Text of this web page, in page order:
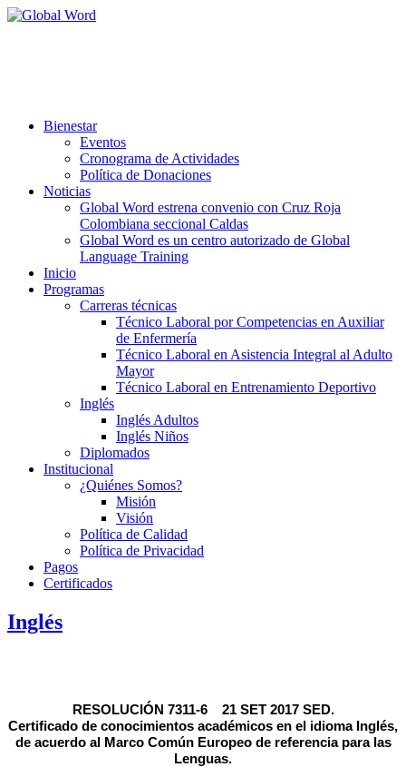
Bienestar
Eventos
Cronograma de Actividades
Política de Donaciones
Noticias
Global Word estrena convenio con Cruz Roja
Colombiana seccional Caldas
Global Word es un centro autorizado de Global
Language Training
Inicio
Programas
Carreras técnicas
Técnico Laboral por Competencias en Auxiliar
de Enfermería
Técnico Laboral en Asistencia Integral al Adulto
Mayor
Técnico Laboral en Entrenamiento Deportivo
Inglés
Inglés Adultos
Inglés Niños
Diplomados
Institucional
¿Quiénes Somos?
Misión
Visión
Política de Calidad
Política de Privacidad
Pagos
Certificados
Inglés
RESOLUCIÓN 7311-6 21 SET 2017 SED.
Certificado de conocimientos académicos en el idioma Inglés,
de acuerdo al Marco Común Europeo de referencia para las
Lenguas.